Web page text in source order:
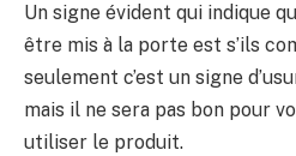
Un signe évident qui indique
être mis à la porte est s’ils
seulement c’est un signe
mais il ne sera pas bon pour
utiliser le produit.